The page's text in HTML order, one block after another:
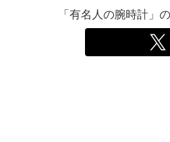
「有名人の腕時計」